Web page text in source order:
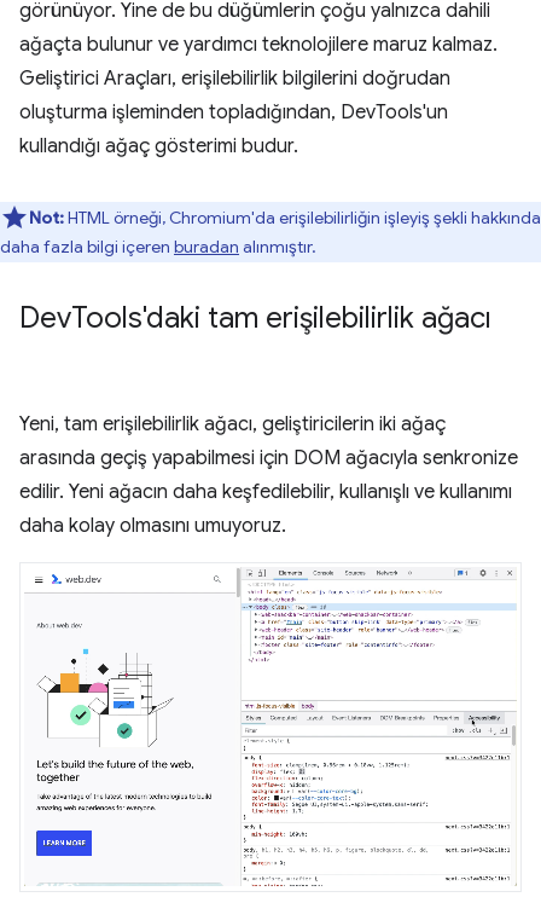
görünüyor. Yine de bu düğümlerin çoğu yalnızca dahili
ağaçta bulunur ve yardımcı teknolojilere maruz kalmaz.
Geliştirici Araçları, erişilebilirlik bilgilerini doğrudan
oluşturma işleminden topladığından, DevTools'un
kullandığı ağaç gösterimi budur.
Not:HTML örneği, Chromium'da erişilebilirliğin işleyiş şekli hakkında
daha fazla bilgi içeren buradan alınmıştır.
DevTools'daki tam erişilebilirlik ağacı
Yeni, tam erişilebilirlik ağacı, geliştiricilerin iki ağaç
arasında geçiş yapabilmesi için DOM ağacıyla senkronize
edilir. Yeni ağacın daha keşfedilebilir, kullanışlı ve kullanımı
daha kolay olmasını umuyoruz.